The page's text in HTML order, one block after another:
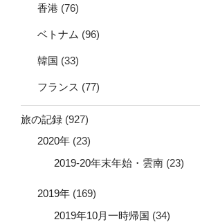
香港 (76)
ベトナム (96)
韓国 (33)
フランス (77)
旅の記録 (927)
2020年 (23)
2019-20年末年始・雲南 (23)
2019年 (169)
2019年10月一時帰国 (34)